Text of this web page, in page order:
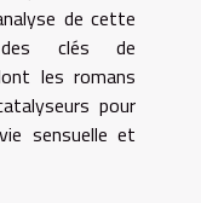
de cette
clés de
les romans
pour
sensuelle et